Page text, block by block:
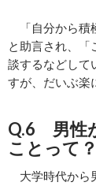
「自分から積
と助言され、「
談するなどして
すが、だいぶ楽
Q.6 男性
ことって？
大学時代から